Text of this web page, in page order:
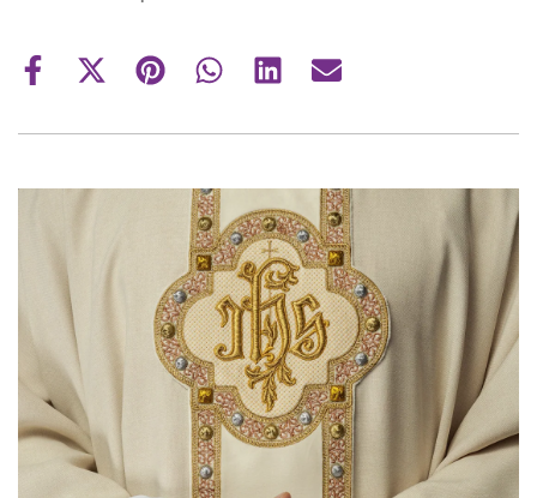
Share
Share
(Twitter)
Share Share Share Share